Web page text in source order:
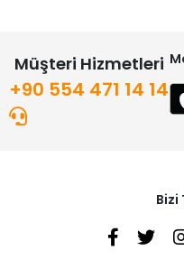
Müşteri Hizmetleri
+90 554 471 14 14
Bizi